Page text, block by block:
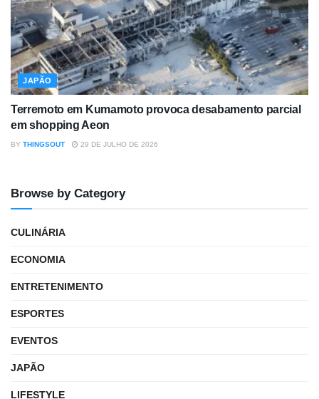
JAPÃO
Terremoto em Kumamoto provoca desabamento parcial
em shopping Aeon
BY THINGSOUT 29 DE JULHO DE 2026
Browse by Category
CULINÁRIA
ECONOMIA
ENTRETENIMENTO
ESPORTES
EVENTOS
JAPÃO
LIFESTYLE